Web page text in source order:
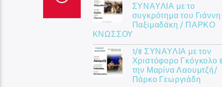
ΣΥΝΑΥΛΙΑ με το
συγκρότημα του Γιάννη
Παξιμαδάκη / ΠΑΡΚΟ
ΚΝΩΣΣΟΥ
1/8 ΣΥΝΑΥΛΙΑ με τον
Χριστόφορο Γκόγκολο
την Μαρίνα Λαουμτζή/
Πάρκο Γεωργιάδη